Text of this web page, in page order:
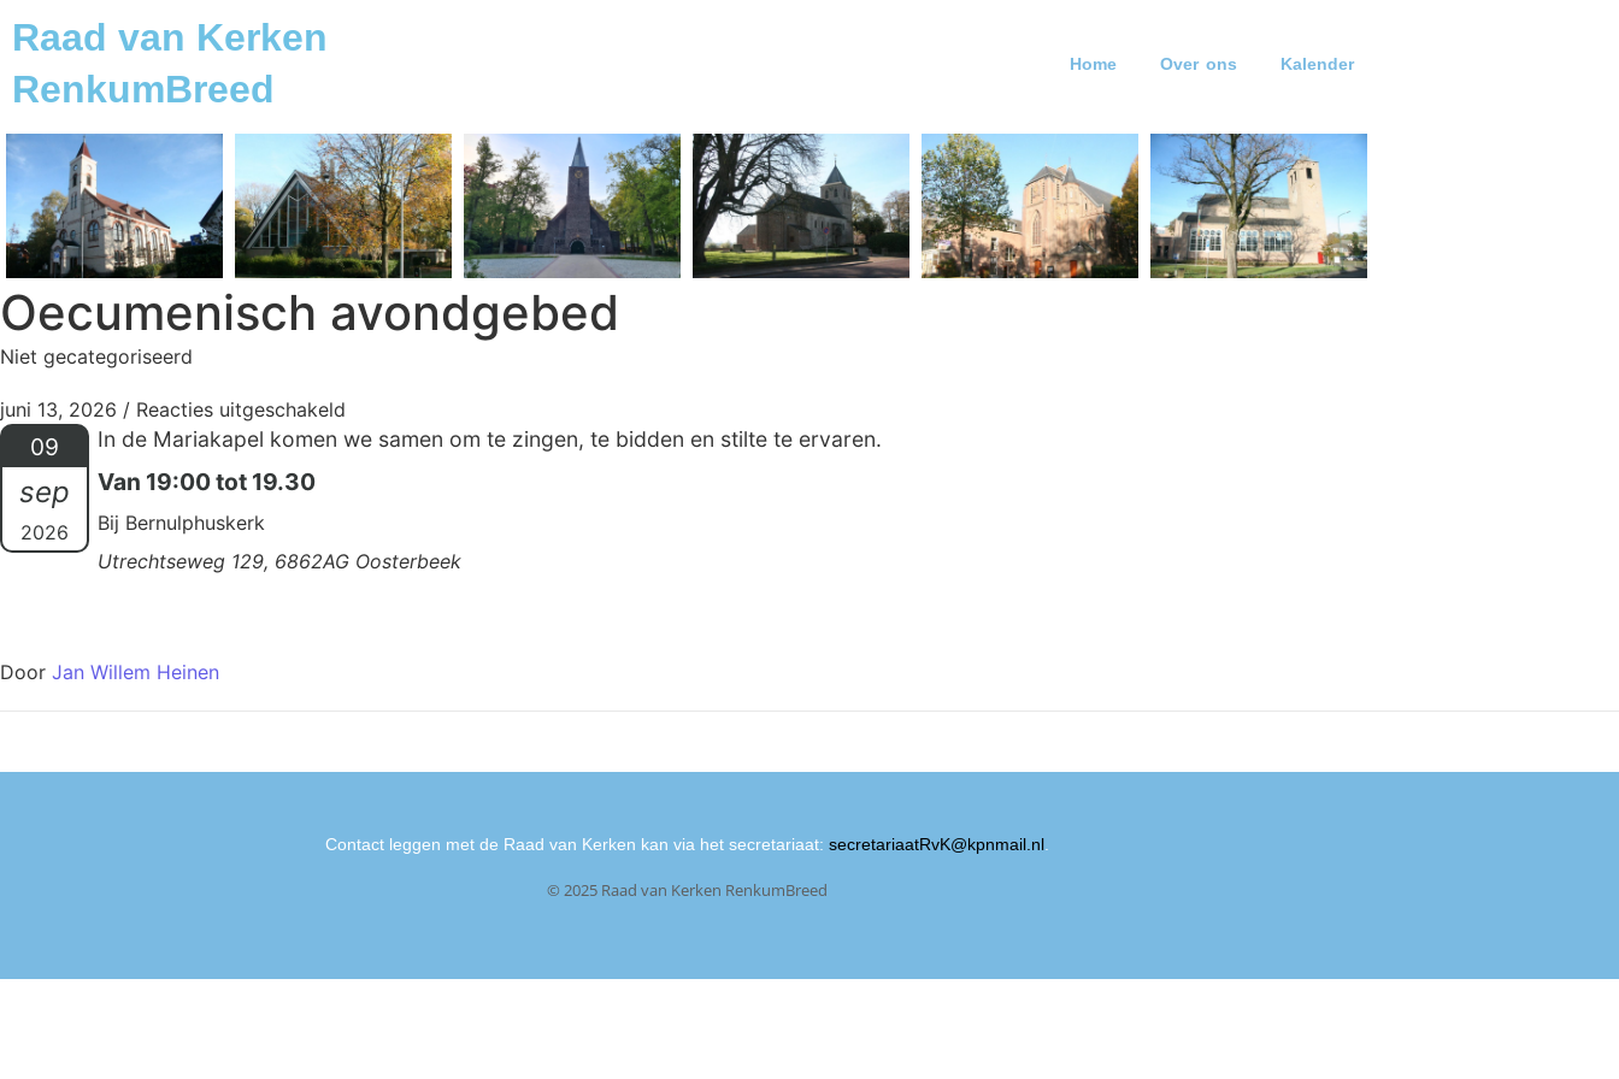
Raad van Kerken
RenkumBreed
Home Over ons Kalender
Oecumenisch avondgebed
Niet gecategoriseerd
juni 13, 2026 / Reacties uitgeschakeld
09
sep
2026
In de Mariakapel komen we samen om te zingen, te bidden en stilte te ervaren.
Van 19:00 tot 19.30
Bij Bernulphuskerk
Utrechtseweg 129, 6862AG Oosterbeek
Door Jan Willem Heinen
Contact leggen met de Raad van Kerken kan via het secretariaat: secretariaatRvK@kpnmail.nl.
© 2025 Raad van Kerken RenkumBreed